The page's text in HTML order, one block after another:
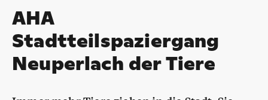
AHA
Stadtteilspaziergang
Neuperlach der Tiere